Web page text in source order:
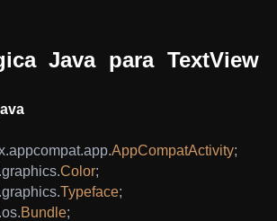
Java para TextView
.appcompat.app.AppCompatActivity;
.graphics.Color;
.graphics.Typeface;
.os.Bundle;